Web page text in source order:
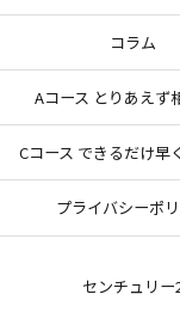
コラム
Aコース とりあえず
Cコース できるだけ早
プライバシーポ
センチュリー